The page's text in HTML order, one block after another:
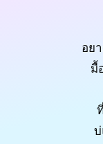
อย
มื้